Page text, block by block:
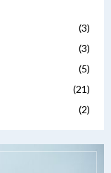
(3)
(3)
(5)
(21)
(2)